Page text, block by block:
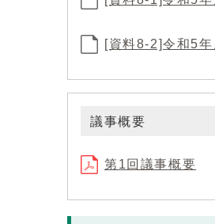
[資料8-2]令和5
議事概要
第1回議事概要